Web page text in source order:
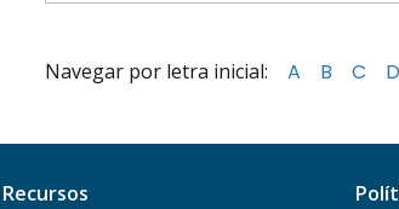
Navegar por letra inicial: A B C D
Recursos